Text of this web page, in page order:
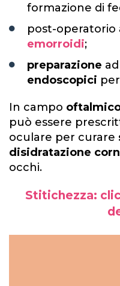
formazione di
post-operatorio
emorroidi;
preparazione
endoscopici
In campo
può essere
oculare per curare
disidratazione
occhi.
Stitichezza: